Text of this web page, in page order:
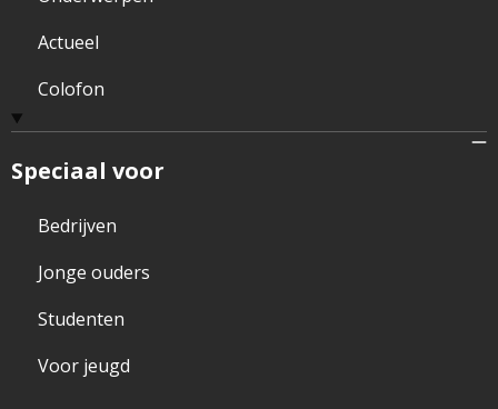
Actueel
Colofon
Speciaal voor
Bedrijven
Jonge ouders
Studenten
Voor jeugd